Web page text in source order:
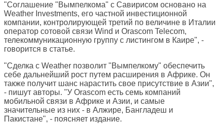
"Соглашение "Вымпелкома" с Савирисом основано на
Weather Investments, его частной инвестиционной
компании, контролирующей третий по величине в Италии
оператор сотовой связи Wind и Orascom Telecom,
телекоммуникационную группу с листингом в Каире", -
говорится в статье.
"Сделка с Weather позволит "Вымпелкому" обеспечить
себе дальнейший рост путем расширения в Африке. Он
также получит шанс нарастить свое присутствие в Азии",
- пишут авторы. "У Orascom есть семь компаний
мобильной связи в Африке и Азии, и самые
значительные из них - в Алжире, Бангладеш и
Пакистане", - поясняет издание.